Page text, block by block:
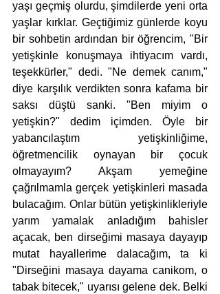
yaşı geçmiş olurdu, şimdilerde yeni orta
yaşlar kırklar. Geçtiğimiz günlerde koyu
bir sohbetin ardından bir öğrencim, "Bir
yetişkinle konuşmaya ihtiyacım vardı,
teşekkürler," dedi. "Ne demek canım,"
diye karşılık verdikten sonra kafama bir
saksı düştü sanki. "Ben miyim o
yetişkin?" dedim içimden. Öyle bir
yabancılaştım yetişkinliğime,
öğretmencilik oynayan bir çocuk
olmayayım? Akşam yemeğine
çağrılmamla gerçek yetişkinleri masada
bulacağım. Onlar bütün yetişkinlikleriyle
yarım yamalak anladığım bahisler
açacak, ben dirseğimi masaya dayayıp
mutat hayallerime dalacağım, ta ki
"Dirseğini masaya dayama canikom, o
tabak bitecek," uyarısı gelene dek. Belki